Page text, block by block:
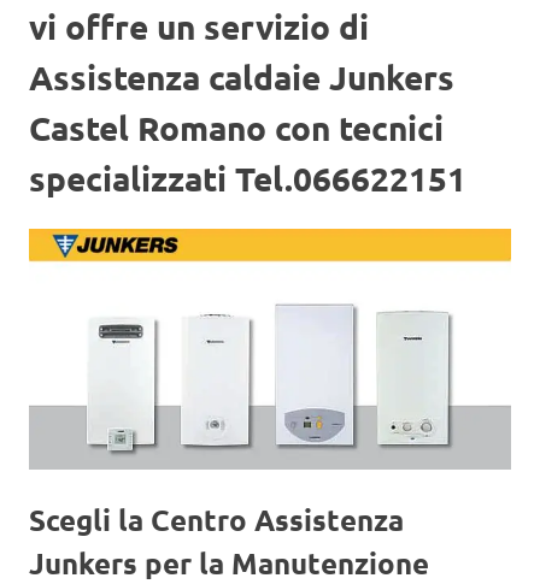
vi offre un servizio di
Assistenza caldaie Junkers
Castel Romano con tecnici
specializzati Tel.066622151
Scegli la Centro Assistenza
Junkers per la Manutenzione